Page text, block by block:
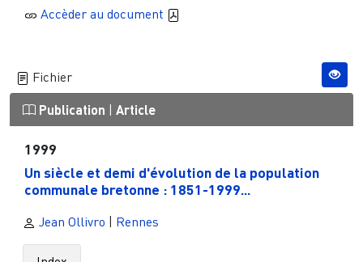
Accèder au document
Fichier
Publication | Article
1999
Un siècle et demi d'évolution de la population
communale bretonne : 1851-1999...
Jean Ollivro Rennes